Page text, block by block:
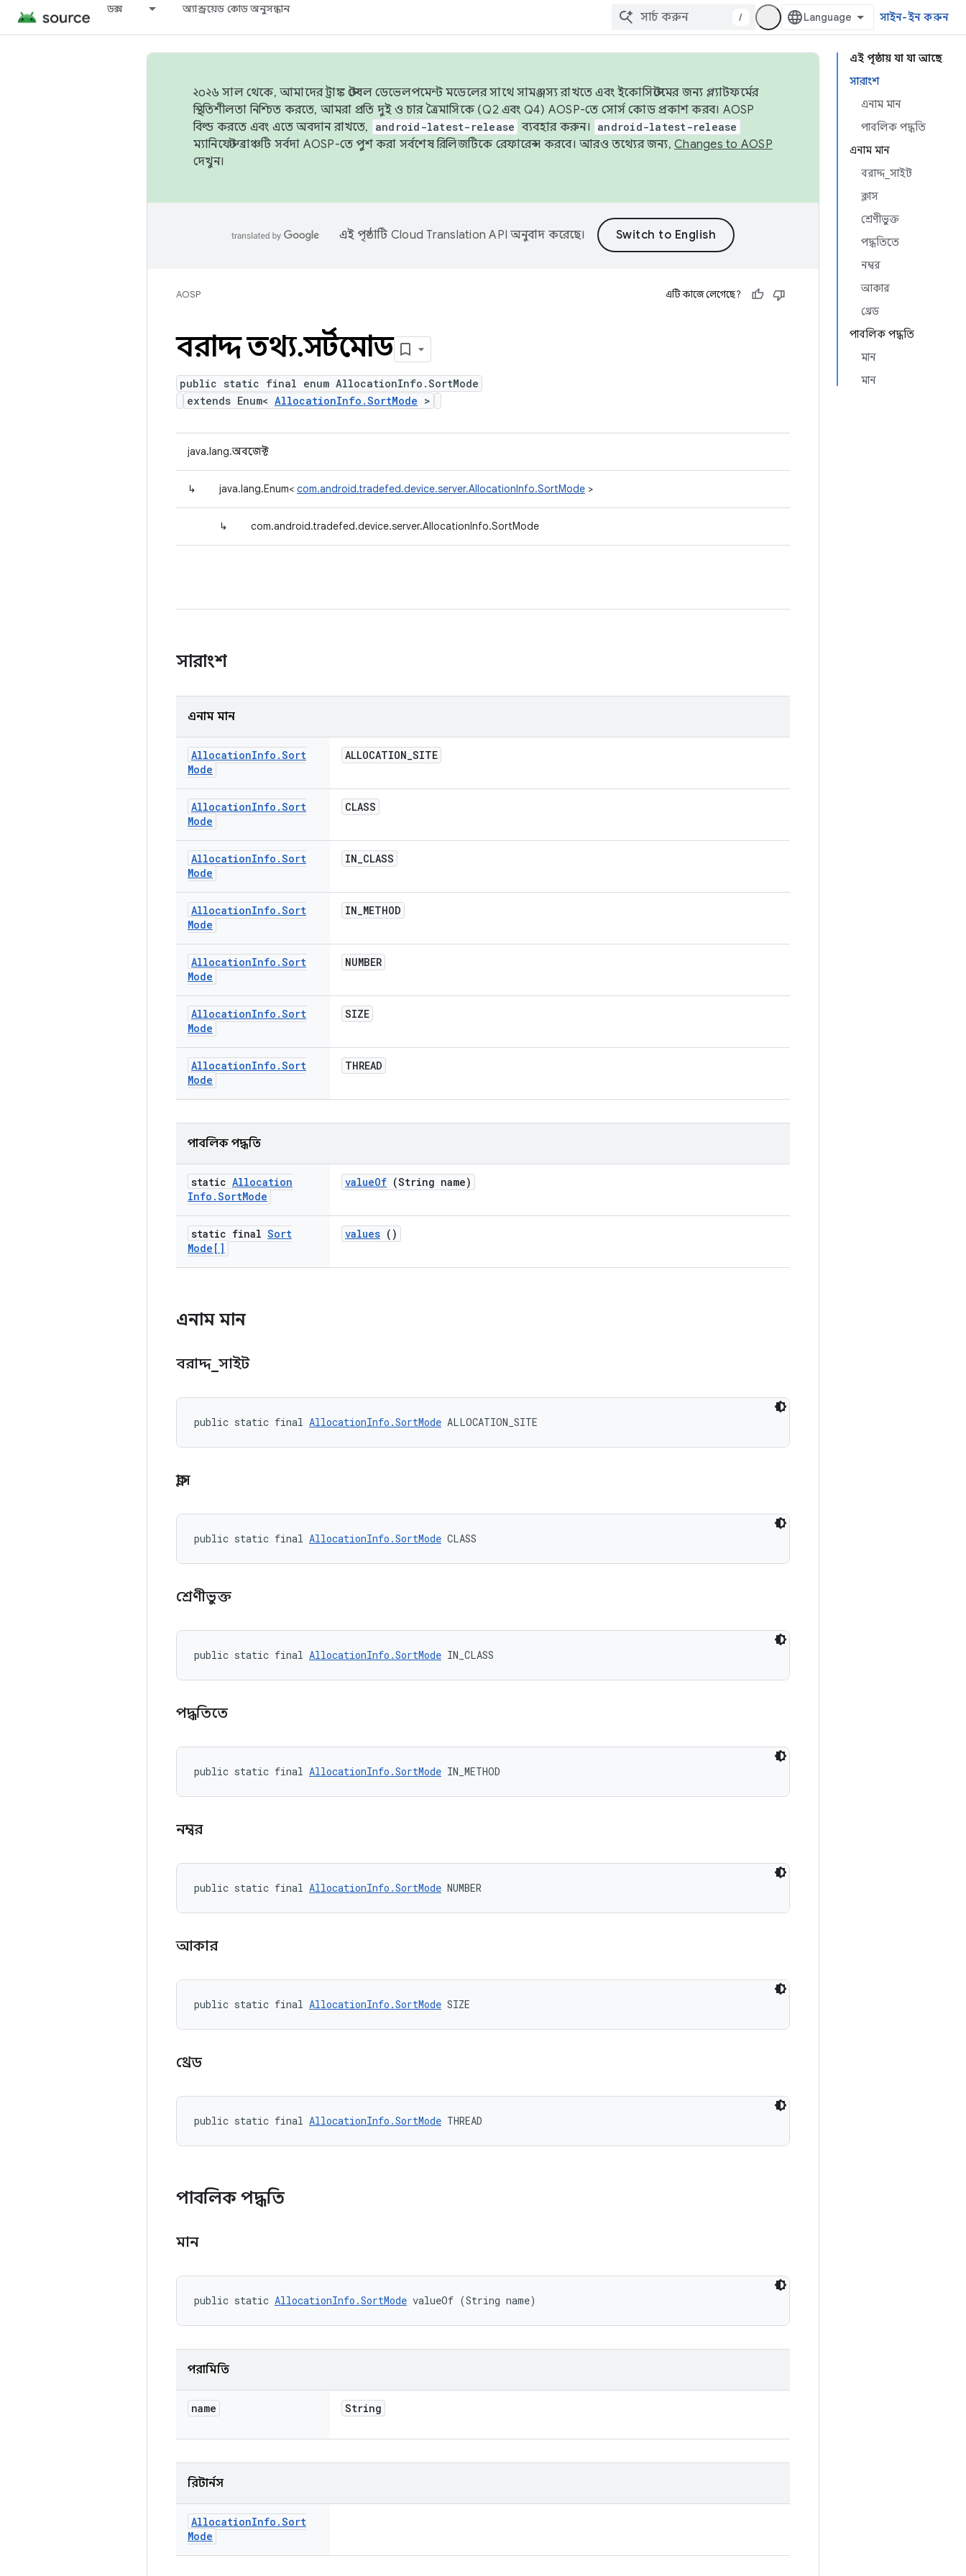
ডক্স অ্যান্ড্রয়েড কোড অনুসন্ধান
/ সাইন-ইন করুন
এই পৃষ্ঠায় যা যা আছে
সারাংশ
এনাম মান
পাবলিক পদ্ধতি
এনাম মান
বরাদ্দ_সাইট
ক্লাস
শ্রেণীভুক্ত
পদ্ধতিতে
নম্বর
আকার
থ্রেড
পাবলিক পদ্ধতি
মান
মান
২০২৬ সাল থেকে, আমাদের ট্রাঙ্ক স্টেবল ডেভেলপমেন্ট মডেলের সাথে সামঞ্জস্য রাখতে এবং ইকোসিস্টেমের জন্য প্ল্যাটফর্মের
স্থিতিশীলতা নিশ্চিত করতে, আমরা প্রতি দুই ও চার ত্রৈমাসিকে (Q2 এবং Q4) AOSP-তে সোর্স কোড প্রকাশ করব। AOSP
বিল্ড করতে এবং এতে অবদান রাখতে,
android-latest-release ব্যবহার করুন। android-latest-release
ম্যানিফেস্ট ব্রাঞ্চটি সর্বদা AOSP-তে পুশ করা সর্বশেষ রিলিজটিকে রেফারেন্স করবে। আরও তথ্যের জন্য, Changes to AOSP
দেখুন।
এই পৃষ্ঠাটি Cloud Translation API অনুবাদ করেছে।
AOSP এটি কাজে লেগেছে?
বরাদ্দ তথ্য.সর্টমোড
public static final enum AllocationInfo.SortMode
extends Enum< AllocationInfo.SortMode >
java.lang.অবজেক্ট
↳ java.lang.Enum< com.android.tradefed.device.server.AllocationInfo.SortMode >
↳ com.android.tradefed.device.server.AllocationInfo.SortMode
সারাংশ
এনাম মান
AllocationInfo .Sort
Mode
ALLOCATION_SITE
AllocationInfo .Sort
Mode
CLASS
AllocationInfo .Sort
Mode
IN_CLASS
AllocationInfo .Sort
Mode
IN_METHOD
AllocationInfo .Sort
Mode
NUMBER
AllocationInfo .Sort
Mode
SIZE
AllocationInfo .Sort
Mode
THREAD
পাবলিক পদ্ধতি
static Allocation
Info .SortMode
valueOf (String name)
static final Sort
Mode[]
values ()
এনাম মান
বরাদ্দ সাইট
public static final AllocationInfo.SortMode ALLOCATION_SITE
ক্লাস
public static final AllocationInfo.SortMode CLASS
শ্রেণীভুক্ত
public static final AllocationInfo.SortMode IN_CLASS
পদ্ধতিতে
public static final AllocationInfo.SortMode IN_METHOD
নম্বর
public static final AllocationInfo.SortMode NUMBER
আকার
public static final AllocationInfo.SortMode SIZE
থ্রেড
public static final AllocationInfo.SortMode THREAD
পাবলিক পদ্ধতি
মান
public static AllocationInfo.SortMode valueOf (String name)
পরামিতি
name String
রিটার্নস
AllocationInfo .Sort
Mode